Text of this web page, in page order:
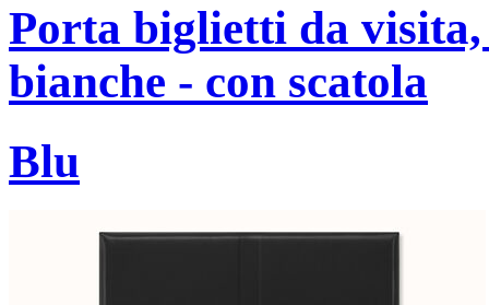
Porta biglietti da
bianche - con scatola
Blu